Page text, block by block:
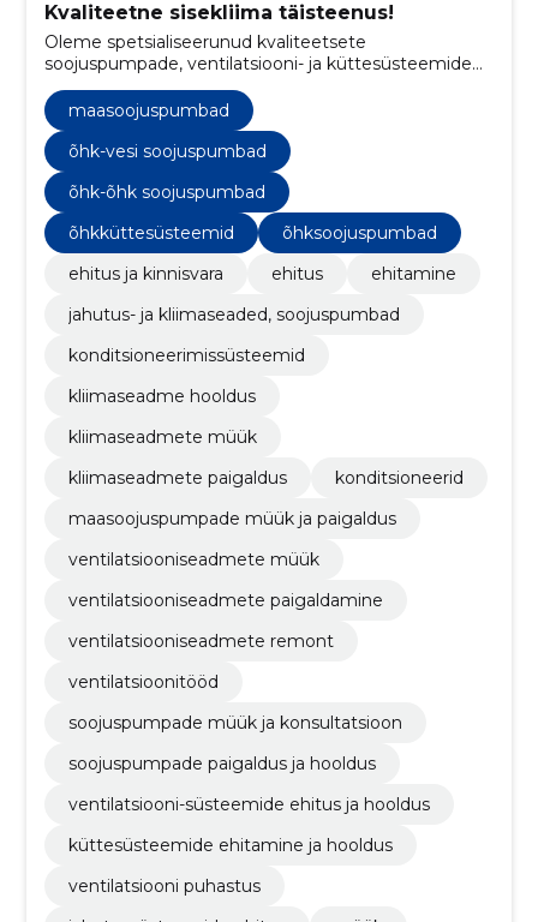
Kvaliteetne sisekliima täisteenus!
Oleme spetsialiseerunud kvaliteetsete
soojuspumpade, ventilatsiooni- ja küttesüsteemide
klientidele optimaalse sisekliima.
maasoojuspumbad
õhk-vesi soojuspumbad
õhk-õhk soojuspumbad
õhkküttesüsteemid
õhksoojuspumbad
ehitus ja kinnisvara
ehitus
ehitamine
jahutus- ja kliimaseaded, soojuspumbad
konditsioneerimissüsteemid
kliimaseadme hooldus
kliimaseadmete müük
kliimaseadmete paigaldus
konditsioneerid
maasoojuspumpade müük ja paigaldus
ventilatsiooniseadmete müük
ventilatsiooniseadmete paigaldamine
ventilatsiooniseadmete remont
ventilatsioonitööd
soojuspumpade müük ja konsultatsioon
soojuspumpade paigaldus ja hooldus
ventilatsiooni-süsteemide ehitus ja hooldus
küttesüsteemide ehitamine ja hooldus
ventilatsiooni puhastus